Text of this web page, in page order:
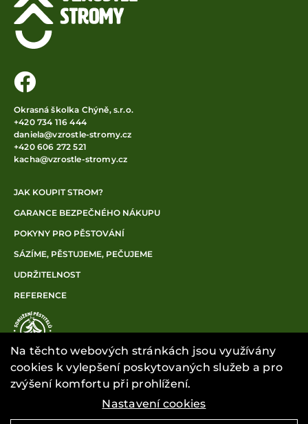
Okrasná školka Chýně, s.r.o.
+420 734 116 444
daniela@vzrostle-stromy.cz
+420 606 272 521
kacha@vzrostle-stromy.cz
JAK KOUPIT STROM?
GARANCE BEZPEČNÉHO NÁKUPU
POKYNY PRO PĚSTOVÁNÍ
SÁZÍME, PĚSTUJEME, PEČUJEME
UDRŽITELNOST
REFERENCE
Na těchto webových stránkách jsou využívány
cookies k vylepšení poskytovaných služeb a pro
zvýšení komfortu při prohlížení.
Nastavení cookies